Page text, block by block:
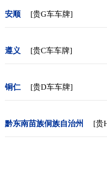
安顺 [贵G车车牌]
遵义 [贵C车车牌]
铜仁 [贵D车车牌]
黔东南苗族侗族自治州 [贵